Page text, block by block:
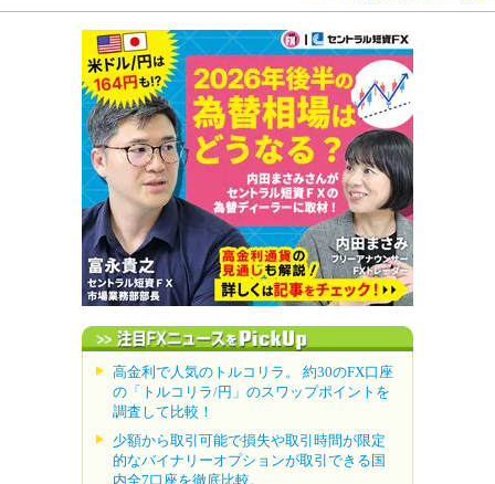
高金利で人気のトルコリラ。 約30のFX口座
の「トルコリラ/円」のスワップポイントを
調査して比較！
少額から取引可能で損失や取引時間が限定
的なバイナリーオプションが取引できる国
内全7口座を徹底比較。